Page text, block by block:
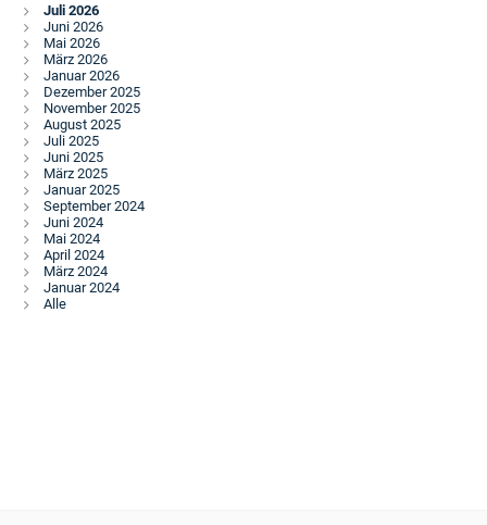
Juli 2026
Juni 2026
Mai 2026
März 2026
Januar 2026
Dezember 2025
November 2025
August 2025
Juli 2025
Juni 2025
März 2025
Januar 2025
September 2024
Juni 2024
Mai 2024
April 2024
März 2024
Januar 2024
Alle